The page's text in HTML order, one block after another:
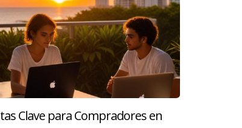
lo antes posible. Comunícate
ajustador para evaluar los daños y
reclamación y a asegurarte de que
Clave para Compradores en